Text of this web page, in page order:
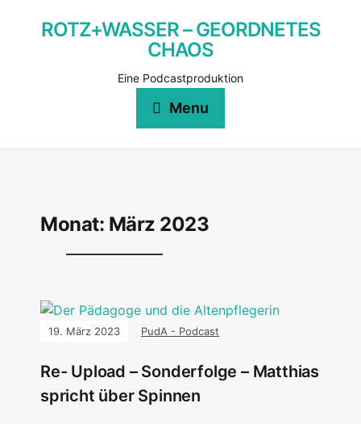
ROTZ+WASSER – GEORDNETES
CHAOS
Eine Podcastproduktion
Menu
Monat: März 2023
19. März 2023 PudA - Podcast
Re- Upload – Sonderfolge – Matthias
spricht über Spinnen